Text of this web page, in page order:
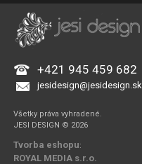
+421 945 459 682
jesidesign@jesidesign.sk
Všetky práva vyhradené.
JESI DESIGN © 2026
Tvorba eshopu:
ROYAL MEDIA s.r.o.